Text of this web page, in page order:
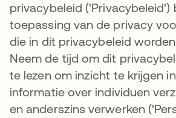
privacybeleid ('Privacybeleid')
toepassing van de privacy
die in dit privacybeleid
Neem de tijd om dit
te lezen om inzicht te krijgen
informatie over individuen
en anderszins verwerken